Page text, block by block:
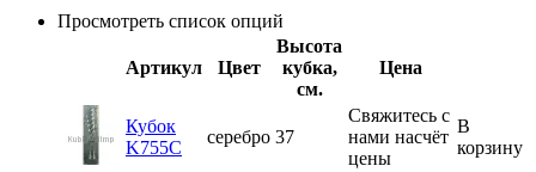
Просмотреть список опций
Артикул Цвет
Высота
кубка,
см.
Цена
Кубок
K755C
серебро 37
Свяжитесь с
нами насчёт
цены
В
корзину